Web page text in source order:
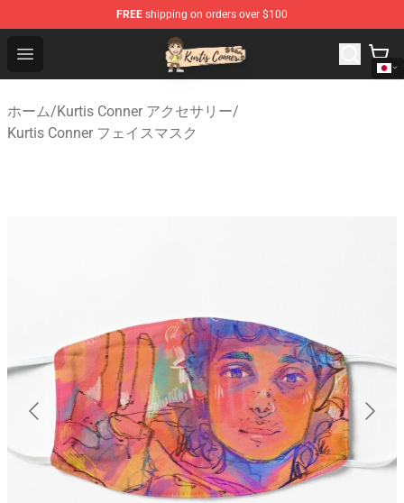
FREE shipping on orders over $100
Open menu
Kurtis Conner Store - Official Kurtis Conner Merchandise
ホーム/Kurtis Conner アクセサリー/
Kurtis Conner フェイスマスク